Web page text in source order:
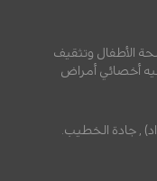
الأطفال وتثقيف
أخصائي أمراض
, جادة الخطيب.